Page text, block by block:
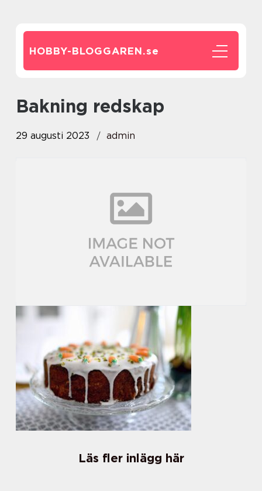
HOBBY-BLOGGAREN.se
bakning redskap
29 augusti 2023 admin
Läs fler inlägg här